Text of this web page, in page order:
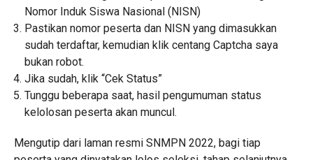
Nomor Induk Siswa Nasional (NISN)
Pastikan nomor peserta dan NISN yang dimasukkan
sudah terdaftar, kemudian klik centang Captcha saya
bukan robot.
Jika sudah, klik “Cek Status”
Tunggu beberapa saat, hasil pengumuman status
kelolosan peserta akan muncul.
Mengutip dari laman resmi SNMPN 2022, bagi tiap